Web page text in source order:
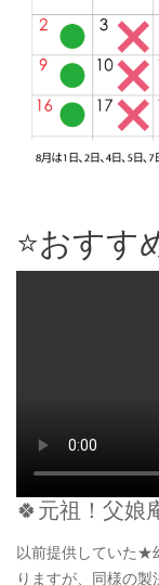
⭐️おすす
🍀元祖！父娘
以前提供していた★
りますが、同様の製